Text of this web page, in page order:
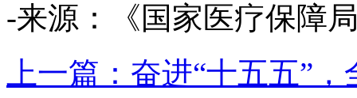
-来源：《国家医疗保障
上一篇：奋进“十五五”